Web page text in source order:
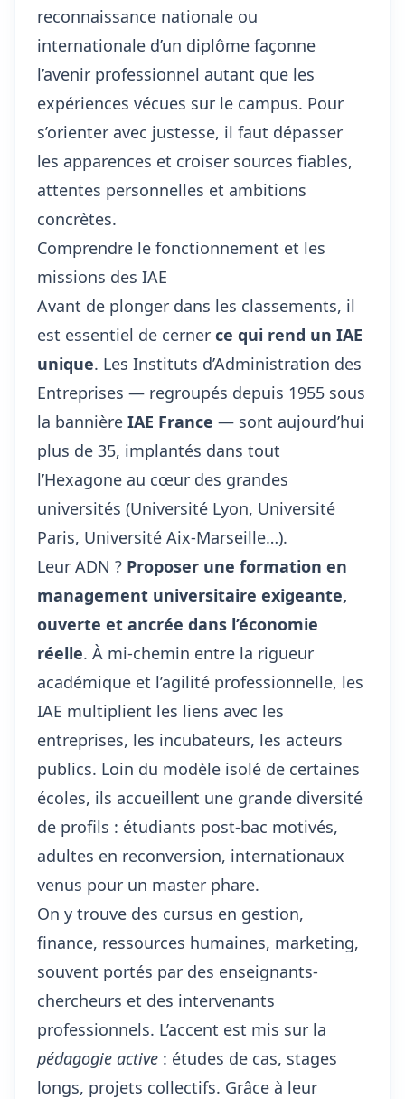
reconnaissance nationale ou
internationale d’un diplôme façonne
l’avenir professionnel autant que les
expériences vécues sur le campus. Pour
s’orienter avec justesse, il faut dépasser
les apparences et croiser sources fiables,
attentes personnelles et ambitions
concrètes.
Comprendre le fonctionnement et les
missions des IAE
Avant de plonger dans les classements, il
est essentiel de cerner ce qui rend un IAE
unique. Les Instituts d’Administration des
Entreprises — regroupés depuis 1955 sous
la bannière IAE France — sont aujourd’hui
plus de 35, implantés dans tout
l’Hexagone au cœur des grandes
universités (Université Lyon, Université
Paris, Université Aix-Marseille…).
Leur ADN ? Proposer une formation en
management universitaire exigeante,
ouverte et ancrée dans l’économie
réelle. À mi-chemin entre la rigueur
académique et l’agilité professionnelle, les
IAE multiplient les liens avec les
entreprises, les incubateurs, les acteurs
publics. Loin du modèle isolé de certaines
écoles, ils accueillent une grande diversité
de profils : étudiants post-bac motivés,
adultes en reconversion, internationaux
venus pour un master phare.
On y trouve des cursus en gestion,
finance, ressources humaines, marketing,
souvent portés par des enseignants-
chercheurs et des intervenants
professionnels. L’accent est mis sur la
pédagogie active : études de cas, stages
longs, projets collectifs. Grâce à leur